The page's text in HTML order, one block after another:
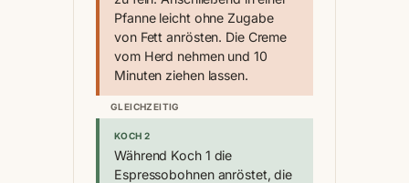
Pfanne leicht ohne Zugabe
von Fett anrösten. Die Creme
vom Herd nehmen und 10
Minuten ziehen lassen.
GLEICHZEITIG
KOCH 2
Während Koch 1 die
Espressobohnen anröstet, die